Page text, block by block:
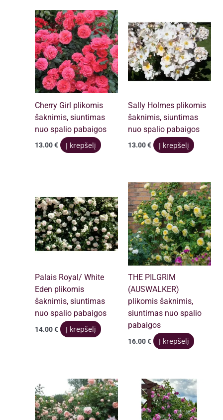
Filtruoti
populiarumą
Cherry Girl plikomis
šaknimis, siuntimas
nuo spalio pabaigos
13.00€ Į krepšelį
Sally Holmes plikomis
šaknimis, siuntimas
nuo spalio pabaigos
13.00€ Į krepšelį
Palais Royal/ White
Eden plikomis
šaknimis, siuntimas
nuo spalio pabaigos
14.00€ Į krepšelį
THE PILGRIM
(AUSWALKER)
plikomis šaknimis,
siuntimas nuo spalio
pabaigos
16.00€ Į krepšelį